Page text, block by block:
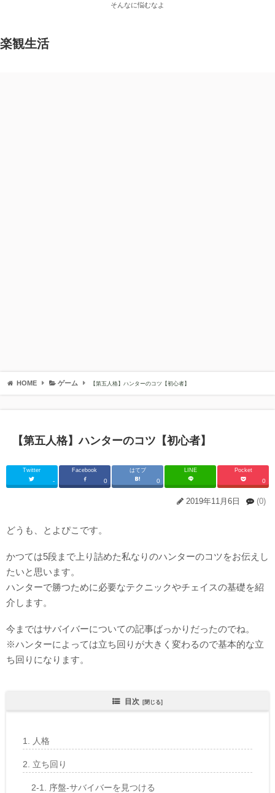
そんなに悩むなよ
楽観生活
HOME ゲーム 【第五人格】ハンターのコツ【初心者】
【第五人格】ハンターのコツ【初心者】
Twitter
-
Facebook
0
はてブ
0
LINE Pocket
0
2019年11月6日 (0)
どうも、とよぴこです。
かつては5段まで上り詰めた私なりのハンターのコツをお伝えし
たいと思います。
ハンターで勝つために必要なテクニックやチェイスの基礎を紹
介します。
今まではサバイバーについての記事ばっかりだったのでね。
※ハンターによっては立ち回りが大きく変わるので基本的な立
ち回りになります。
目次
人格
立ち回り
序盤-サバイバーを見つける